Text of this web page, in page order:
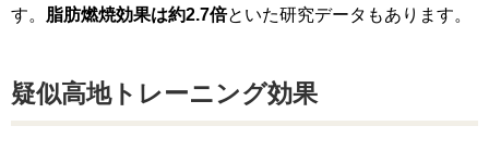
す。 脂肪燃焼効果は約2.7倍といた研究データもあります。
疑似高地トレーニング効果